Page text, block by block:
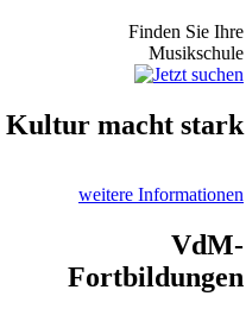
Finden Sie Ihre
Musikschule
Kultur macht stark
weitere Informationen
VdM-
Fortbildungen